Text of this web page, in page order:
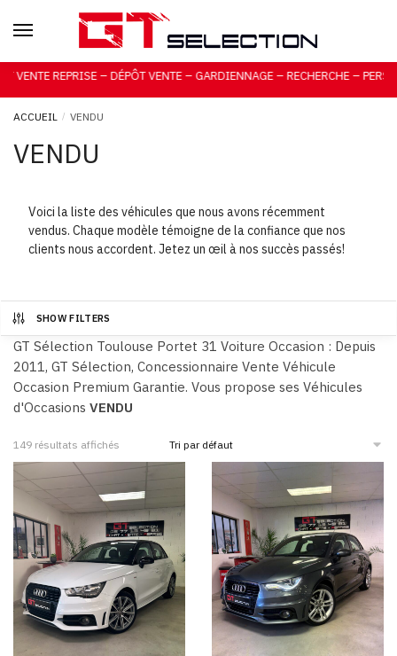
Skip to navigation
Skip to content
– PERSONNALISÉE
ACCUEIL / VENDU
VENDU
Voici la liste des véhicules que nous avons récemment
vendus. Chaque modèle témoigne de la confiance que nos
clients nous accordent. Jetez un œil à nos succès passés!
SHOW FILTERS
GT Sélection Toulouse Portet 31 Voiture Occasion : Depuis
2011, GT Sélection, Concessionnaire Vente Véhicule
Occasion Premium Garantie. Vous propose ses Véhicules
d'Occasions VENDU
149 résultats affichés